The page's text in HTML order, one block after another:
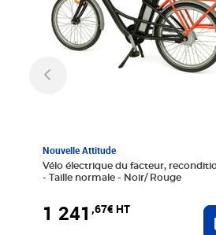
Nouvelle Attitude
Vélo électrique du facteur,
- Taille normale - Noir/ Rouge
1 241 ,67€ HT